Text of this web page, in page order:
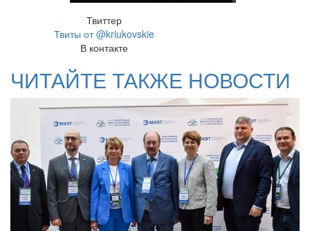
Твиттер
Твиты от @kriukovskie
В контакте
ЧИТАЙТЕ ТАКЖЕ НОВОСТИ